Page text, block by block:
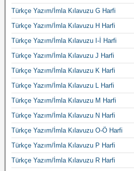
Türkçe Yazım/İmla Kılavuzu G Harfi
Türkçe Yazım/İmla Kılavuzu H Harfi
Türkçe Yazım/İmla Kılavuzu I-İ Harfi
Türkçe Yazım/İmla Kılavuzu J Harfi
Türkçe Yazım/İmla Kılavuzu K Harfi
Türkçe Yazım/İmla Kılavuzu L Harfi
Türkçe Yazım/İmla Kılavuzu M Harfi
Türkçe Yazım/İmla Kılavuzu N Harfi
Türkçe Yazım/İmla Kılavuzu O-Ö Harfi
Türkçe Yazım/İmla Kılavuzu P Harfi
Türkçe Yazım/İmla Kılavuzu R Harfi